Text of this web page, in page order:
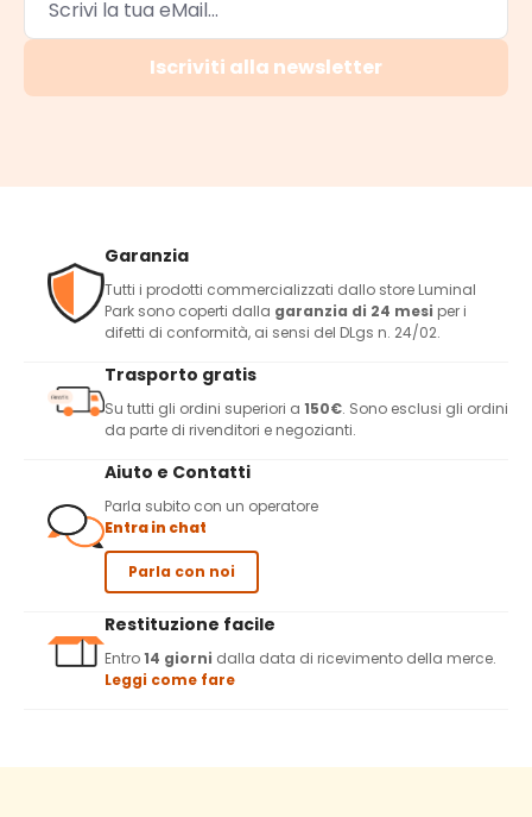
Iscriviti alla newsletter
Garanzia
Tutti i prodotti commercializzati dallo store Luminal
Park sono coperti dalla garanzia di 24 mesi per i
difetti di conformità, ai sensi del DLgs n. 24/02.
Trasporto gratis
Su tutti gli ordini superiori a 150€. Sono esclusi gli ordini
da parte di rivenditori e negozianti.
Aiuto e Contatti
Parla subito con un operatore
Entra in chat
Parla con noi
Restituzione facile
Entro14 giorni dalla data di ricevimento della merce.
Leggi come fare